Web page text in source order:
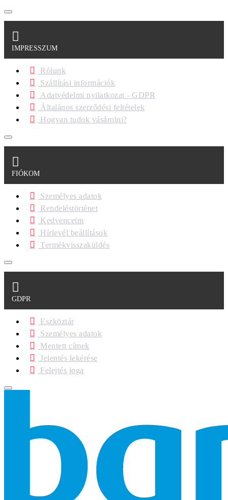
IMPRESSZUM
Rólunk
Szállítási információk
Adatvédelmi nyilatkozat - GDPR
Általános szerződési feltételek
Hogyan tudok vásárolni?
FIÓKOM
Személyes adatok
Rendeléstörténet
Kedvenceim
Hírlevél beállítások
Termékvisszaküldés
GDPR
Eszköztár
Személyes adatok
Mentett címek
Jelentés lekérése
Felejtés joga